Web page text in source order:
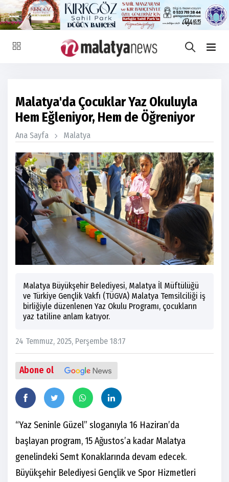
Malatya'da Çocuklar Yaz Okuluyla
Hem Eğleniyor, Hem de Öğreniyor
Ana Sayfa Malatya
Malatya Büyükşehir Belediyesi, Malatya İl Müftülüğü
ve Türkiye Gençlik Vakfı (TÜGVA) Malatya Temsilciliği iş
birliğiyle düzenlenen Yaz Okulu Programı, çocukların
yaz tatiline anlam katıyor.
24 Temmuz, 2025, Perşembe 18:17
Abone ol
“Yaz Seninle Güzel” sloganıyla 16 Haziran’da
başlayan program, 15 Ağustos’a kadar Malatya
genelindeki Semt Konaklarında devam edecek.
Büyükşehir Belediyesi Gençlik ve Spor Hizmetleri